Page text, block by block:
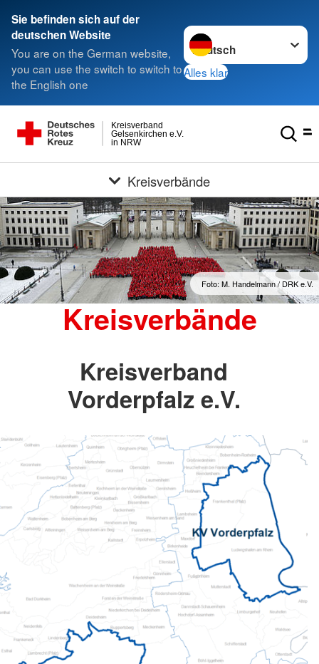
Sie befinden sich auf der
deutschen Website
You are on the German website,
you can use the switch to switch to
the English one
Sprache wechseln zu
Alles klar
in NRW
Gelsenkirchen e.V.
Kreisverband
Kreisverbände
Foto: M. Handelmann / DRK e.V.
Kreisverbände
Kreisverband
Vorderpfalz e.V.